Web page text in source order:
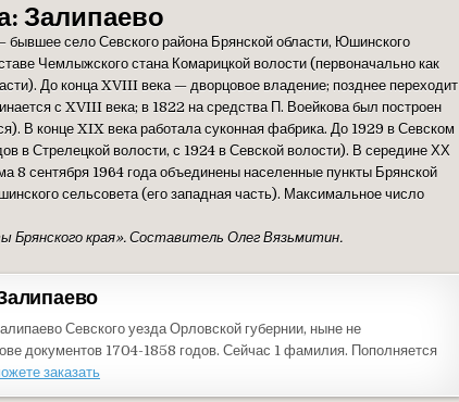
Залипаево
бывшее село Севского района Брянской области, Юшинского
Чемлыжского стана Комарицкой волости (первоначально как
До конца XVIII века — дворцовое владение; позднее переходит
с XVIII века; в 1822 на средства П. Воейкова был построен
В конце XIX века работала суконная фабрика. До 1929 в Севском
в Стрелецкой волости, с 1924 в Севской волости). В середине ХХ
8 сентября 1964 года объединены населенные пункты Брянской
сельсовета (его западная часть). Максимальное число
Брянского края». Составитель Олег Вязьмитин.
Севского уезда Орловской губернии, ныне не
документов 1704-1858 годов. Сейчас 1 фамилия. Пополняется
заказать